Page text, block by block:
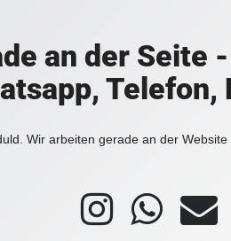
an der Seite
Wir arbeiten gerade an der